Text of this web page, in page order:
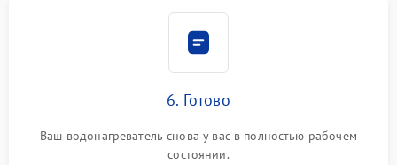
6. Готово
Ваш водонагреватель снова у вас в полностью рабочем
состоянии.